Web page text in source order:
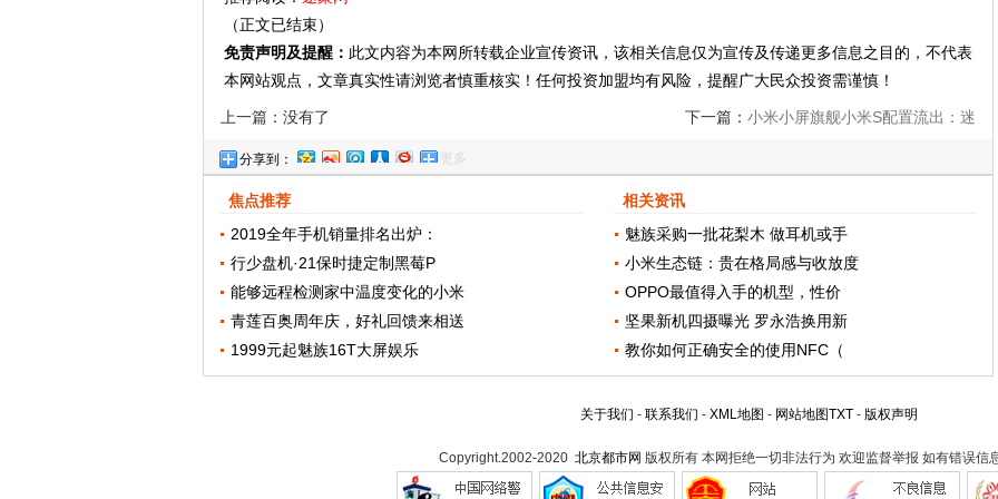
（正文已结束）
免责声明及提醒： 此文内容为本网所转载企业宣传资讯，该相关信息仅为宣传及传递更多信息之目的，不代表
本网站观点，文章真实性请浏览者慎重核实！任何投资加盟均有风险，提醒广大民众投资需谨慎！
上一篇：没有了 下一篇： 小米小屏旗舰小米S配置流出：迷
分享到： 更多
焦点推荐
2019全年手机销量排名出炉：
行少盘机·21保时捷定制黑莓P
能够远程检测家中温度变化的小米
青莲百奥周年庆，好礼回馈来相送
1999元起魅族16T大屏娱乐
相关资讯
魅族采购一批花梨木 做耳机或手
小米生态链：贵在格局感与收放度
OPPO最值得入手的机型，性价
坚果新机四摄曝光 罗永浩换用新
教你如何正确安全的使用NFC（
关于我们 - 联系我们 - XML地图 - 网站地图TXT- 版权声明
Copyright.2002-2020 北京都市网 版权所有 本网拒绝一切非法行为 欢迎监督举报 如有错误信